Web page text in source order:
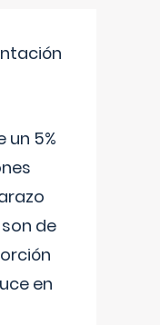
5%
de
en